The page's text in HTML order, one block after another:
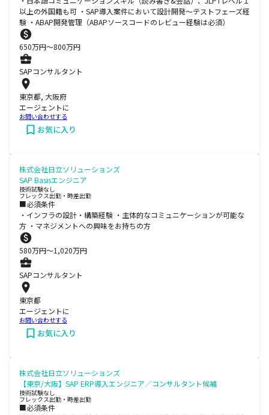
以上の外国籍も可 ・SAP導入案件において設計開発～テストフェーズ経
験 ・ABAP開発管理（ABAPソースコードのレビュー経験は必須）
650万円〜800万円
SAPコンサルタント
東京都, 大阪府
エージェントに
お問い合わせする
お気に入り
株式会社日立ソリューションズ
SAP Basisエンジニア
技術試験なし
フレックス出勤・時差出勤
■必須条件
・インフラの設計・構築経験 ・主体的なコミュニケーションが可能な
方 ・マネジメントへの興味をお持ちの方
580万円〜1,020万円
SAPコンサルタント
東京都
エージェントに
お問い合わせする
お気に入り
株式会社日立ソリューションズ
【東京/大阪】SAP ERP導入エンジニア／コンサルタント候補
技術試験なし
フレックス出勤・時差出勤
■必須条件